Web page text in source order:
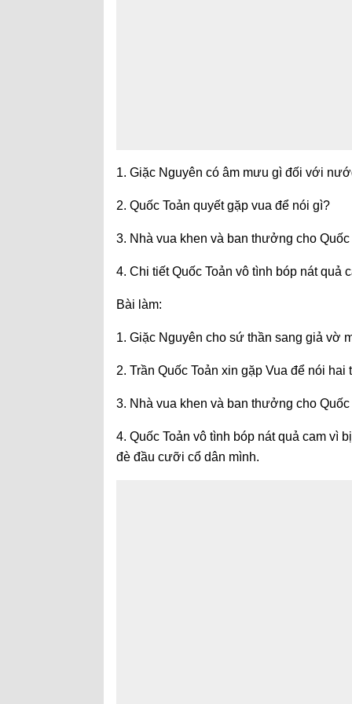
1. Giặc Nguyên có âm mưu gì đối với
2. Quốc Toản quyết gặp vua để nói gì?
3. Nhà vua khen và ban thưởng cho
4. Chi tiết Quốc Toản vô tình bóp nát quả
Bài làm:
1. Giặc Nguyên cho sứ thần sang giả vờ
2. Trần Quốc Toản xin gặp Vua để nói hai
3. Nhà vua khen và ban thưởng cho Quốc
4. Quốc Toản vô tình bóp nát quả cam vì
đè đầu cưỡi cổ dân mình.